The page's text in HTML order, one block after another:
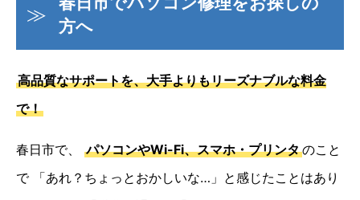
方へ
高品質なサポートを、大手よりもリーズナブルな料金
で！
春日市で、 パソコンやWi-Fi、スマホ・プリンタのこと
で「あれ？ちょっとおかしいな…」と感じたことはあり